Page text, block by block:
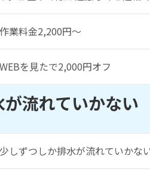
作業料⾦2,200円〜
WEBを⾒たで2,000円オフ
流れていかない
少しずつしか排水が流れていかな